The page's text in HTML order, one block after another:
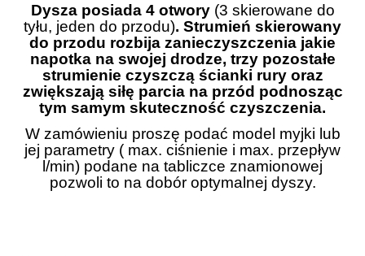
Dysza posiada 4 otwory (3 skierowane do
tyłu, jeden do przodu). Strumień skierowany
do przodu rozbija zanieczyszczenia jakie
napotka na swojej drodze, trzy pozostałe
strumienie czyszczą ścianki rury oraz
zwiększają siłę parcia na przód podnosząc
tym samym skuteczność czyszczenia.
W zamówieniu proszę podać model myjki lub
jej parametry ( max. ciśnienie i max. przepływ
l/min) podane na tabliczce znamionowej
pozwoli to na dobór optymalnej dyszy.